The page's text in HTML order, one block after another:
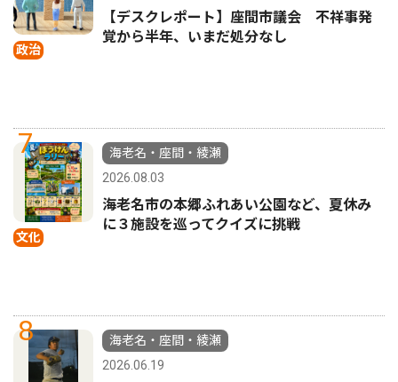
政治
【デスクレポート】座間市議会 不祥事発
覚から半年、いまだ処分なし
7
文化
海老名・座間・綾瀬
2026.08.03
海老名市の本郷ふれあい公園など、夏休み
に３施設を巡ってクイズに挑戦
8
海老名・座間・綾瀬
2026.06.19